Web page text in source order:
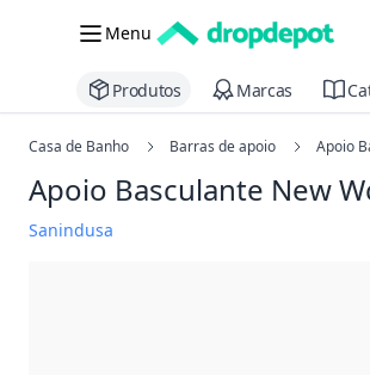
Menu
Produtos Marcas
Casa de Banho Barras de apoio Apoio
Apoio Basculante New
Sanindusa